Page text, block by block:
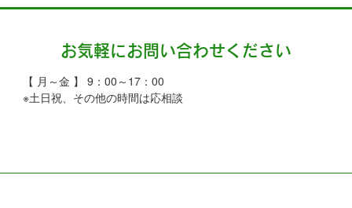
お気軽にお問い合わせください
【 月～金 】 9：00～17：00
※土日祝、その他の時間は応相談